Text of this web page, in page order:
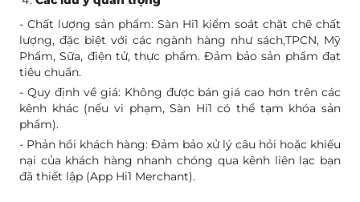
- Chất lượng sản phẩm: Sàn Hi1 kiểm soát chặt chẽ chất
lượng, đặc biệt với các ngành hàng như sách,TPCN, Mỹ
Phẩm, Sữa, điện tử, thực phẩm. Đảm bảo sản phẩm đạt
tiêu chuẩn.
- Quy định về giá: Không được bán giá cao hơn trên các
kênh khác (nếu vi phạm, Sàn Hi1 có thể tạm khóa sản
phẩm).
- Phản hồi khách hàng: Đảm bảo xử lý câu hỏi hoặc khiếu
nại của khách hàng nhanh chóng qua kênh liên lạc bạn
đã thiết lập (App Hi1 Merchant).